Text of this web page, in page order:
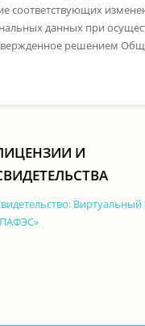
соответствующих
данных при
решением
И